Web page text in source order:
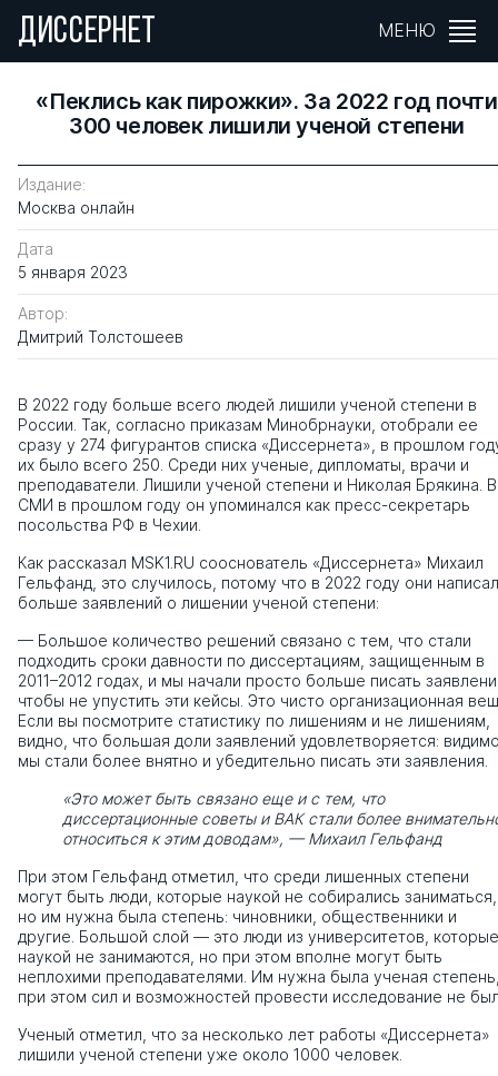
ДИССЕРНЕТ МЕНЮ
«Пеклись как пирожки». За 2022 год почти
300 человек лишили ученой степени
Издание:
Москва онлайн
Дата
5 января 2023
Автор:
Дмитрий Толстошеев
В 2022 году больше всего людей лишили ученой степени в
России. Так, согласно приказам Минобрнауки, отобрали ее
сразу у 274 фигурантов списка «Диссернета», в прошлом
их было всего 250. Среди них ученые, дипломаты, врачи и
преподаватели. Лишили ученой степени и Николая Брякина. В
СМИ в прошлом году он упоминался как пресс-секретарь
посольства РФ в Чехии.
Как рассказал MSK1.RU сооснователь «Диссернета» Михаил
Гельфанд, это случилось, потому что в 2022 году они
больше заявлений о лишении ученой степени:
— Большое количество решений связано с тем, что стали
подходить сроки давности по диссертациям, защищенным в
2011–2012 годах, и мы начали просто больше писать
чтобы не упустить эти кейсы. Это чисто организационная
Если вы посмотрите статистику по лишениям и не лишениям,
видно, что большая доли заявлений удовлетворяется:
мы стали более внятно и убедительно писать эти заявления.
«Это может быть связано еще и с тем, что
диссертационные советы и ВАК стали более
относиться к этим доводам», — Михаил Гельфанд
При этом Гельфанд отметил, что среди лишенных степени
могут быть люди, которые наукой не собирались заниматься,
но им нужна была степень: чиновники, общественники и
другие. Большой слой — это люди из университетов, которые
наукой не занимаются, но при этом вполне могут быть
неплохими преподавателями. Им нужна была ученая
при этом сил и возможностей провести исследование не
Ученый отметил, что за несколько лет работы «Диссернета»
лишили ученой степени уже около 1000 человек.